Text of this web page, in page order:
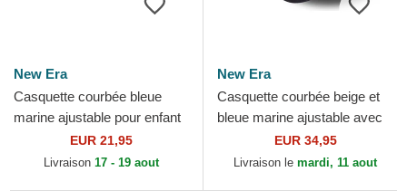
New Era
Casquette courbée bleue
marine ajustable pour enfant
9FORTY The League New
England Patriots NFL...
EUR 21,95
Livraison 17 - 19 aout
New Era
Casquette courbée beige et
bleue marine ajustable avec
logo bleu marine 9FORTY
World Series New...
EUR 34,95
Livraison le mardi, 11 aout